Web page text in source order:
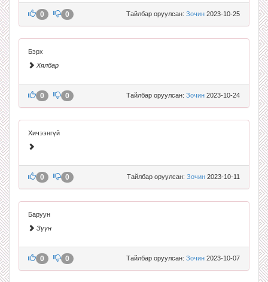
Тайлбар оруулсан: Зочин 2023-10-25
0 0
Бэрх
Хялбар
Тайлбар оруулсан: Зочин 2023-10-24
0 0
Хичээнгүй
Тайлбар оруулсан: Зочин 2023-10-11
0 0
Баруун
Зүүн
Тайлбар оруулсан: Зочин 2023-10-07
0 0